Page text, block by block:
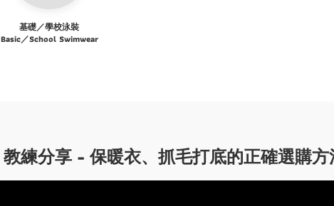
基礎／學校泳裝
Basic／School Swimwear
教練分享 - 保暖衣、抓毛打底的正確選購方